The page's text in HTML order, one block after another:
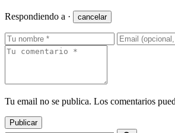
Respondiendo a · cancelar
Tu email no se publica. Los comentarios
Publicar